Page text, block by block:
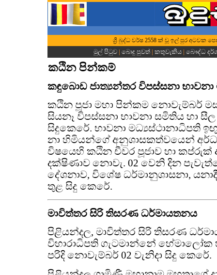
ශ්‍රී බුද්ධ වර්ෂ 2558 ක් වූ ඉල් පුර අටවක
මුල් පිටුව | බොදු පුවත්| කතුවැකිය| බෞද්ධ
කඨින පින්කම්
කඳුබොඩ ජාත්‍යන්තර විපස්සනා භාවනා
කඨින පූජා මහා පින්කම නොවැම්බර් මස
සියනෑ විපස්සනා භාවනා සමිතිය හා
සිදුකෙරේ. භාවනා මධ්‍යස්ථානාධිපති
නා හිමියන්ගේ අනුශාසකත්වයෙන්
විෂයෙහි කඨින චීවර පූජාව හා කප්රුක්
දක්ෂිණාව නොවැ. 02 වෙනි දින
දේශනාව, විශේෂ ධර්මානුශාසනා,
තුළ සිදු කෙරේ.
මාවිත්තර සිරි තිසරණ ධර්මායතනය
පිළියන්දල, මාවිත්තර සිරි තිසරණ
විහාරාධිපති ගැටමාන්නේ
පරිදි නොවැම්බර් 02 වැනිදා සිදු කෙරේ.